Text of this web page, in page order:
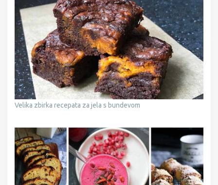
Velika zbirka recepata za jela s bundevom